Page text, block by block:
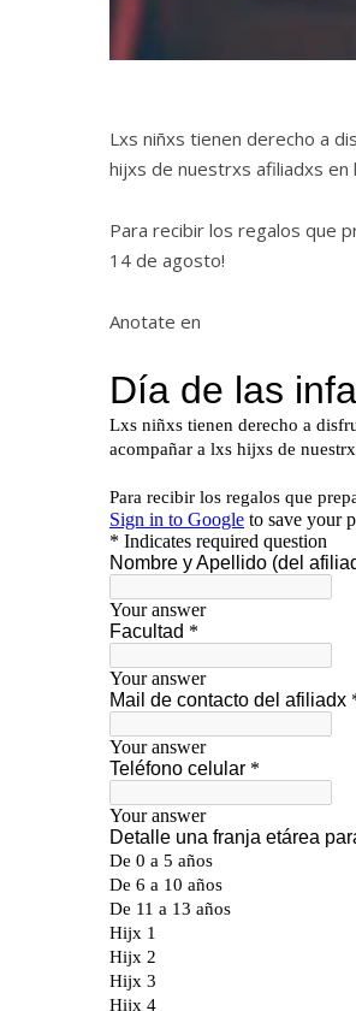
Lxs niñxs tienen derecho a
hijxs de nuestrxs afiliadxs en
Para recibir los regalos que
14 de agosto!
Anotate en